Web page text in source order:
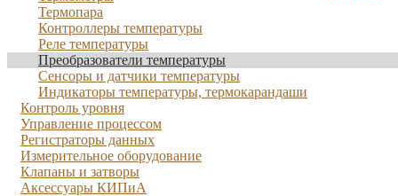
Термопара
Контроллеры температуры
Реле температуры
Преобразователи температуры
Сенсоры и датчики температуры
Индикаторы температуры, термокарандаши
Контроль уровня
Управление процессом
Регистраторы данных
Измерительное оборудование
Клапаны и затворы
Аксессуары КИПиА